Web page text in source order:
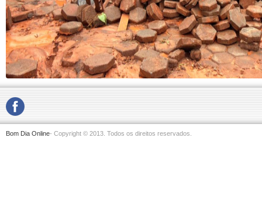
Bom Dia Online- Copyright © 2013. Todos os direitos reservados.